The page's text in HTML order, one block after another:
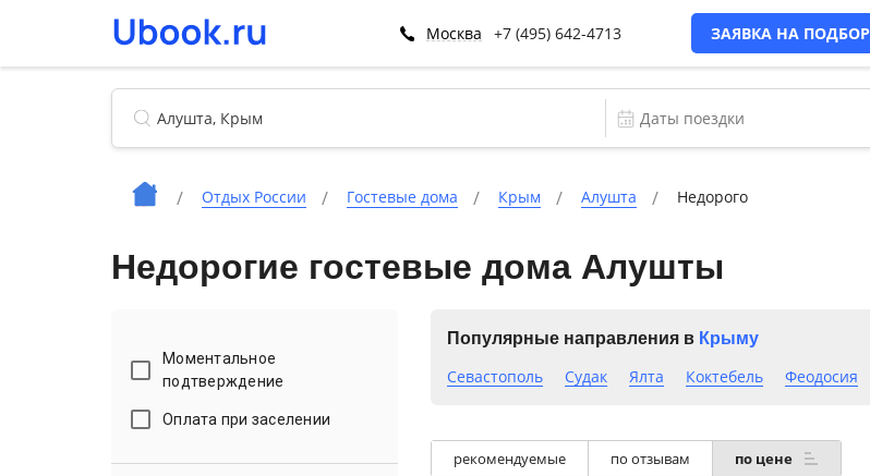
Москва +7 (495) 642-4713 ЗАЯВКА НА ПОДБОР
Отдых России Гостевые дома Крым Алушта Недорого
Недорогие гостевые дома Алушты
Моментальное
подтверждение
Оплата при заселении
Популярные направления в Крыму
Севастополь Судак Ялта Коктебель Феодосия
рекомендуемые по отзывам по цене